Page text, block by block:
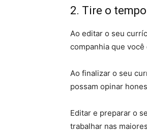
2. Tire o
Ao editar o seu
companhia que você
Ao finalizar o seu
possam opinar
Editar e preparar o
trabalhar nas